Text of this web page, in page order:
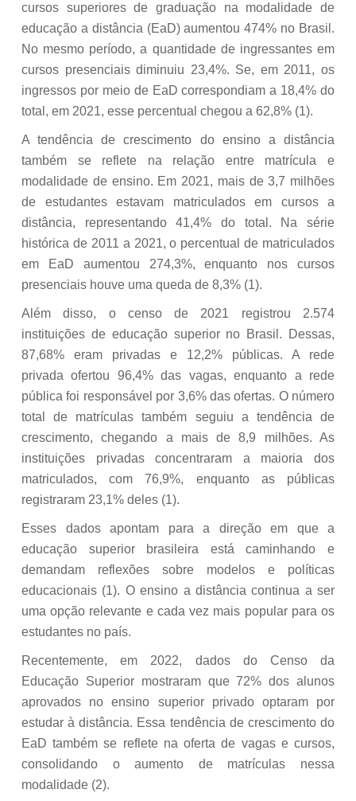
cursos superiores de graduação na modalidade de
educação a distância (EaD) aumentou 474% no Brasil.
No mesmo período, a quantidade de ingressantes em
cursos presenciais diminuiu 23,4%. Se, em 2011, os
ingressos por meio de EaD correspondiam a 18,4% do
total, em 2021, esse percentual chegou a 62,8% (1).
A tendência de crescimento do ensino a distância
também se reflete na relação entre matrícula e
modalidade de ensino. Em 2021, mais de 3,7 milhões
de estudantes estavam matriculados em cursos a
distância, representando 41,4% do total. Na série
histórica de 2011 a 2021, o percentual de matriculados
em EaD aumentou 274,3%, enquanto nos cursos
presenciais houve uma queda de 8,3% (1).
Além disso, o censo de 2021 registrou 2.574
instituições de educação superior no Brasil. Dessas,
87,68% eram privadas e 12,2% públicas. A rede
privada ofertou 96,4% das vagas, enquanto a rede
pública foi responsável por 3,6% das ofertas. O número
total de matrículas também seguiu a tendência de
crescimento, chegando a mais de 8,9 milhões. As
instituições privadas concentraram a maioria dos
matriculados, com 76,9%, enquanto as públicas
registraram 23,1% deles (1).
Esses dados apontam para a direção em que a
educação superior brasileira está caminhando e
demandam reflexões sobre modelos e políticas
educacionais (1). O ensino a distância continua a ser
uma opção relevante e cada vez mais popular para os
estudantes no país.
Recentemente, em 2022, dados do Censo da
Educação Superior mostraram que 72% dos alunos
aprovados no ensino superior privado optaram por
estudar à distância. Essa tendência de crescimento do
EaD também se reflete na oferta de vagas e cursos,
consolidando o aumento de matrículas nessa
modalidade (2).